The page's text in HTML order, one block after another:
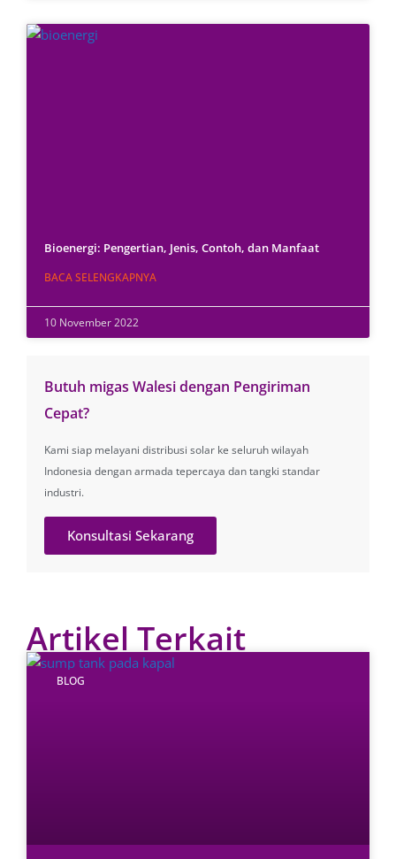
Bioenergi: Pengertian, Jenis, Contoh, dan Manfaat
BACA SELENGKAPNYA
10 November 2022
Butuh migas Walesi dengan Pengiriman
Cepat?
Kami siap melayani distribusi solar ke seluruh wilayah
Indonesia dengan armada tepercaya dan tangki standar
industri.
Konsultasi Sekarang
Artikel Terkait
BLOG